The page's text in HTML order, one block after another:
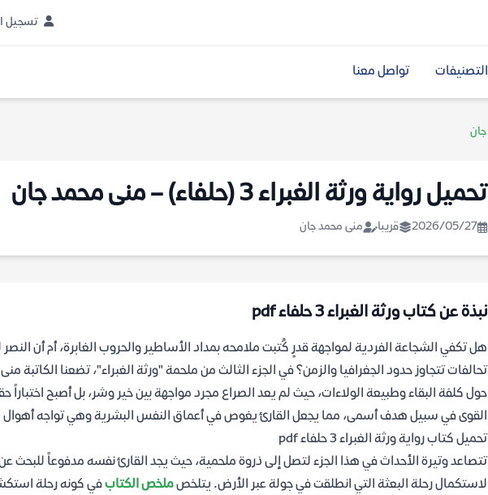
تسجيل
التصنيفات تواصل معنا
تحميل رواية ورثة الغبراء 3 (حلفاء) – منى محمد جان
2026/05/27 قريبا منى محمد جان
نبذة عن كتاب ورثة الغبراء 3 حلفاء pdf
هل تكفي الشجاعة الفردية لمواجهة قدرٍ كُتبت ملامحه بمداد الأساطير والحروب الغابرة، أم أن
تحالفات تتجاوز حدود الجغرافيا والزمن؟ في الجزء الثالث من ملحمة "ورثة الغبراء"، تضعنا
حول كلفة البقاء وطبيعة الولاءات، حيث لم يعد الصراع مجرد مواجهة بين خير وشر، بل أصبح اختباراً
القوى في سبيل هدف أسمى، مما يجعل القارئ يغوص في أعماق النفس البشرية وهي تواجه أهوال
تحميل كتاب رواية ورثة الغبراء 3 حلفاء pdf
تتصاعد وتيرة الأحداث في هذا الجزء لتصل إلى ذروة ملحمية، حيث يجد القارئ نفسه مدفوعاً للبحث
لاستكمال رحلة البعثة التي انطلقت في جولة عبر الأرض. يتلخصملخص الكتابفي كونه رحلة